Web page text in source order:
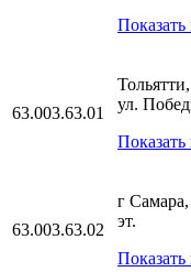
Показать
63.003.63.01
ул.
Показать
63.003.63.02
г
эт.
Показать